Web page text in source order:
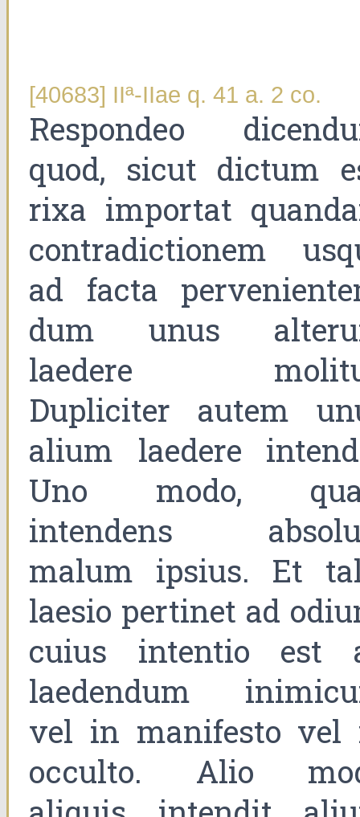
[40683] IIª-IIae q. 41 a. 2 co.
Respondeo
quod, sicut dictum
rixa importat
contradictionem
ad facta
dum unus
laedere
Dupliciter autem
alium laedere
Uno modo,
intendens
malum ipsius. Et
laesio pertinet ad
cuius intentio est
laedendum
vel in manifesto vel
occulto. Alio